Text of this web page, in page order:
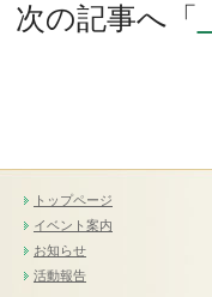
次の記事へ「
トップページ
イベント案内
お知らせ
活動報告